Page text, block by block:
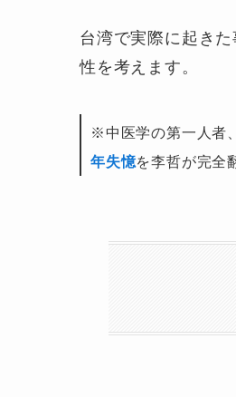
台湾で実際に起き
性を考えます。
※中医学の第一人者
年失憶を李哲が完全